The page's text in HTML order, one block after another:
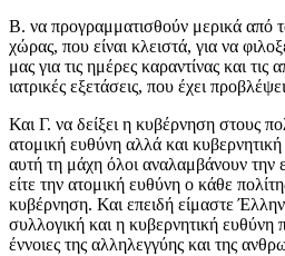
Β. να προγραμματισθούν μερικά από
χώρας, που είναι κλειστά, για να
μας για τις ημέρες καραντίνας και τις
ιατρικές εξετάσεις, που έχει
Και Γ. να δείξει η κυβέρνηση στους
ατομική ευθύνη αλλά και
αυτή τη μάχη όλοι αναλαμβάνουν την
είτε την ατομική ευθύνη ο κάθε
κυβέρνηση. Και επειδή είμαστε
συλλογική και η κυβερνητική ευθύνη
έννοιες της αλληλεγγύης και της